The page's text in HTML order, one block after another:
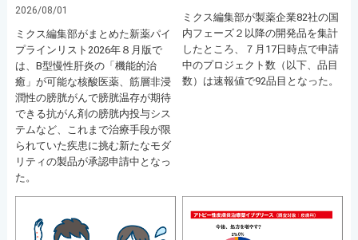
2026/08/01
ミクス編集部がまとめた新薬パイ
プラインリスト2026年８月版で
は、B型慢性肝炎の「機能的治
癒」が可能な核酸医薬、筋層非浸
潤性の膀胱がんで膀胱温存が期待
できる抗がん剤の膀胱内投与シス
テムなど、これまで治療手段が限
られていた疾患に挑む新たなモダ
リティの製品が承認申請中となっ
た。
ミクス編集部が製薬企業82社の国
内フェーズ２以降の開発品を集計
したところ、７月17日時点で申請
中のプロジェクト数（以下、品目
数）は速報値で92品目となった。